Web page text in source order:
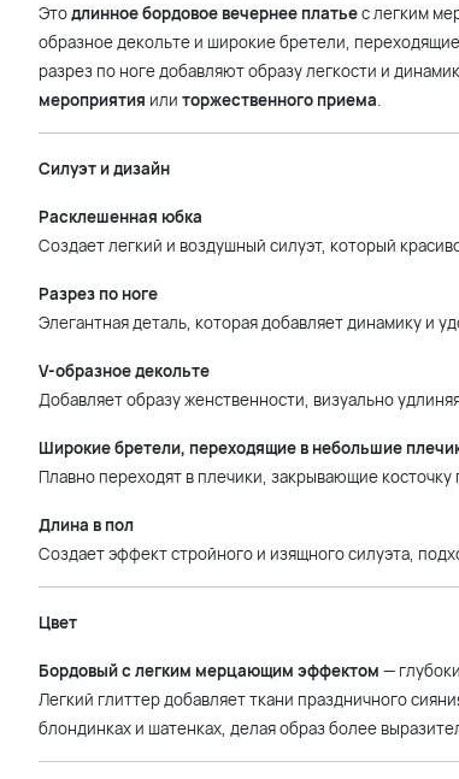
Этодлинное бордовое вечернее платьес легким
образное декольте и широкие бретели,
разрез по ноге добавляют образу легкости и
мероприятия или торжественного приема.
Силуэт и дизайн
Расклешенная юбка
Создает легкий и воздушный силуэт, который
Разрез по ноге
Элегантная деталь, которая добавляет динамику и
V-образное декольте
Добавляет образу женственности, визуально
Широкие бретели, переходящие в небольшие
Плавно переходят в плечики, закрывающие
Длина в пол
Создает эффект стройного и изящного силуэта,
Цвет
Бордовый с легким мерцающим эффектом —
Легкий глиттер добавляет ткани праздничного
блондинках и шатенках, делая образ более